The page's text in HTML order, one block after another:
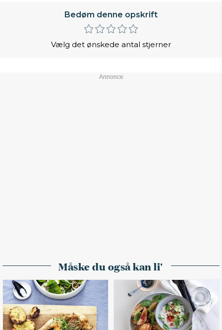
Bedøm denne opskrift
Vælg det ønskede antal stjerner
Måske du også kan li'